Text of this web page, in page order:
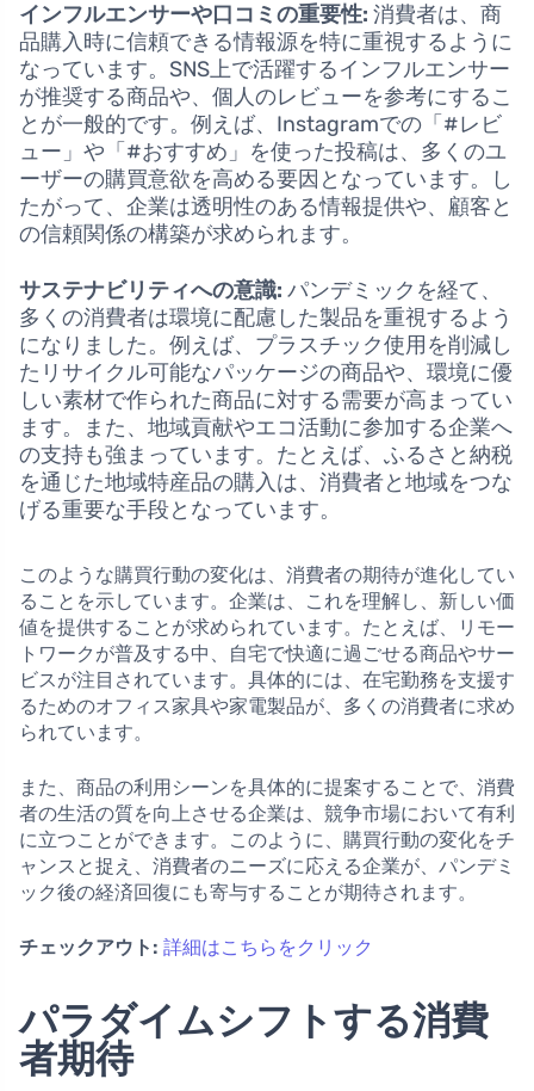
インフルエンサーや口コミの重要性: 消費者は、商
品購入時に信頼できる情報源を特に重視するように
なっています。SNS上で活躍するインフルエンサー
が推奨する商品や、個人のレビューを参考にするこ
とが一般的です。例えば、Instagramでの「#レビ
ュー」や「#おすすめ」を使った投稿は、多くのユ
ーザーの購買意欲を高める要因となっています。し
たがって、企業は透明性のある情報提供や、顧客と
の信頼関係の構築が求められます。
サステナビリティへの意識: パンデミックを経て、
多くの消費者は環境に配慮した製品を重視するよう
になりました。例えば、プラスチック使用を削減し
たリサイクル可能なパッケージの商品や、環境に優
しい素材で作られた商品に対する需要が高まってい
ます。また、地域貢献やエコ活動に参加する企業へ
の支持も強まっています。たとえば、ふるさと納税
を通じた地域特産品の購入は、消費者と地域をつな
げる重要な手段となっています。
このような購買行動の変化は、消費者の期待が進化してい
ることを示しています。企業は、これを理解し、新しい価
値を提供することが求められています。たとえば、リモー
トワークが普及する中、自宅で快適に過ごせる商品やサー
ビスが注目されています。具体的には、在宅勤務を支援す
るためのオフィス家具や家電製品が、多くの消費者に求め
られています。
また、商品の利用シーンを具体的に提案することで、消費
者の生活の質を向上させる企業は、競争市場において有利
に立つことができます。このように、購買行動の変化をチ
ャンスと捉え、消費者のニーズに応える企業が、パンデミ
ック後の経済回復にも寄与することが期待されます。
チェックアウト: 詳細はこちらをクリック
パラダイムシフトする消費
者期待